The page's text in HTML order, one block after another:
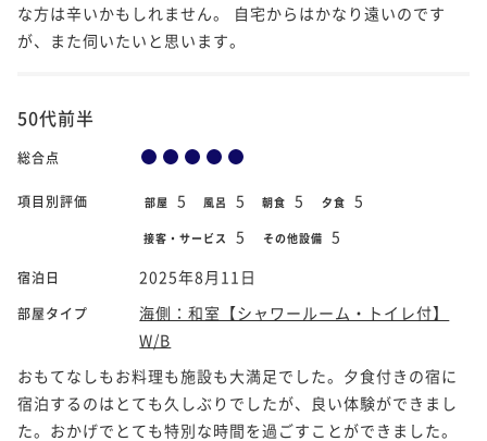
な方は辛いかもしれません。 自宅からはかなり遠いのです
が、また伺いたいと思います。
50代前半
総合点
項目別評価 部屋 5 風呂 5 朝食 5 夕食 5
接客・サービス 5 その他設備 5
宿泊日 2025年8月11日
部屋タイプ
海側：和室【シャワールーム・トイレ付】
W/B
おもてなしもお料理も施設も大満足でした。夕食付きの宿に
宿泊するのはとても久しぶりでしたが、良い体験ができまし
た。おかげでとても特別な時間を過ごすことができました。